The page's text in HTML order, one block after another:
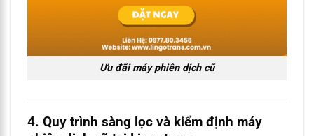
Ưu đãi máy phiên dịch cũ
4. Quy trình sàng lọc và kiểm định máy